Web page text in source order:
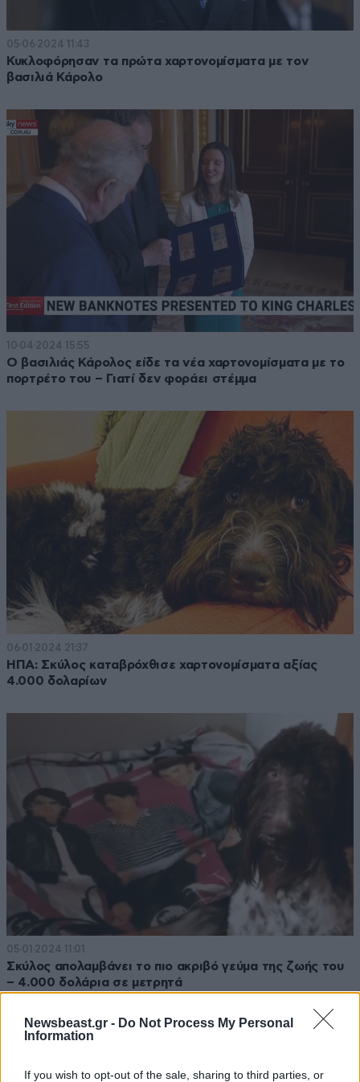
Newsbeast.gr - Do Not Process My Personal
Information
If you wish to opt-out of the sale, sharing to third parties, or
05·06·2024 11:43
Κυκλοφόρησαν τα πρώτα χαρτονομίσματα με τον
βασιλιά Κάρολο
10·04·2024 15:55
Ο βασιλιάς Κάρολος είδε τα νέα χαρτονομίσματα με το
πορτρέτο του – Γιατί δεν φοράει στέμμα
06·01·2024 21:37
ΗΠΑ: Σκύλος καταβρόχθισε χαρτονομίσματα αξίας
4.000 δολαρίων
05·01·2024 11:01
Σκύλος απολαμβάνει το πιο ακριβό γεύμα της ζωής του
– 4.000 δολάρια σε μετρητά